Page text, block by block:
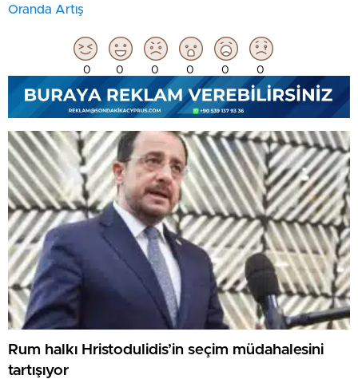
Oranda Artış
0 0 0 0 0 0
Rum halkı Hristodulidis’in seçim müdahalesini
tartışıyor